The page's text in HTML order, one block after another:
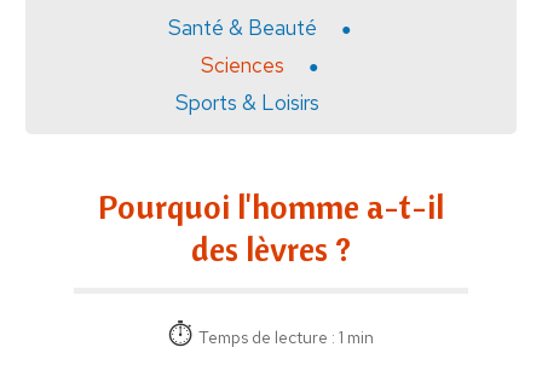
Santé & Beauté
Sciences
Sports & Loisirs
Pourquoi l'homme a-t-il
des lèvres ?
Temps de lecture : 1 min